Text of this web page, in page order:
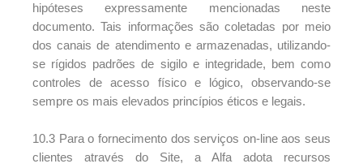
hipóteses expressamente mencionadas neste
documento. Tais informações são coletadas por meio
dos canais de atendimento e armazenadas, utilizando-
se rígidos padrões de sigilo e integridade, bem como
controles de acesso físico e lógico, observando-se
sempre os mais elevados princípios éticos e legais.
10.3 Para o fornecimento dos serviços on-line aos seus
clientes através do Site, a Alfa adota recursos